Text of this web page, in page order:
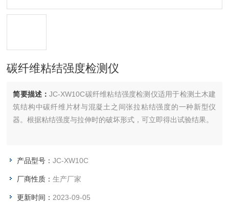
碳纤维粘结强度检测仪
简要描述：JC-XW10C碳纤维粘结强度检测仪适用于检测土木建
筑结构中碳纤维片材与混凝土之间张拉粘结强度的一种新型仪
器。根据粘结强度与拉伸时的破坏形式，可立即得出试验结果。
产品型号：JC-XW10C
厂商性质：生产厂家
更新时间： 2023-09-05